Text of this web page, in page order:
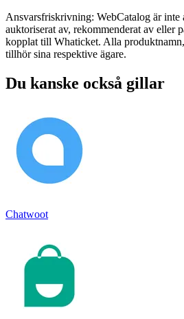
Ansvarsfriskrivning: WebCatalog är inte
auktoriserat av, rekommenderat av eller
kopplat till Whaticket. Alla
tillhör sina respektive ägare.
Du kanske också gillar
Chatwoot